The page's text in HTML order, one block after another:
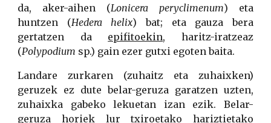
da, aker-aihen (Lonicera peryclimenum) eta
huntzen (Hedera helix) bat; eta gauza bera
gertatzen da epifitoekin, haritz-iratzeaz
(Polypodium sp.) gain ezer gutxi egoten baita.
Landare zurkaren (zuhaitz eta zuhaixken)
geruzek ez dute belar-geruza garatzen uzten,
zuhaixka gabeko lekuetan izan ezik. Belar-
geruza horiek lur txiroetako hariztietako